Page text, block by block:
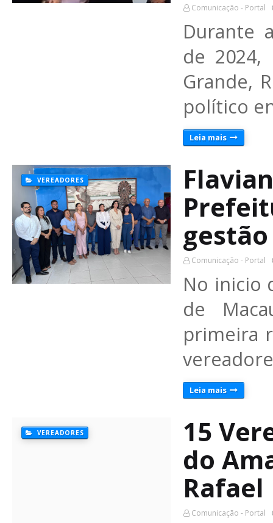
Comunicação - Portal
Durante
de
Grande,
político
Leia mais
VEREADORES
Comunicação - Portal
No inicio
de
primeira
Leia mais
VEREADORES
15
do
Comunicação - Portal